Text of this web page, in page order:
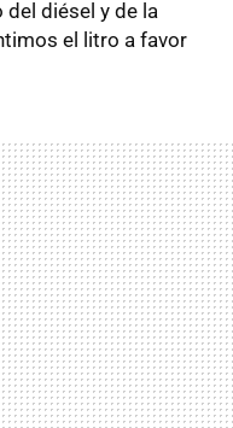
diésel y de la
el litro a favor